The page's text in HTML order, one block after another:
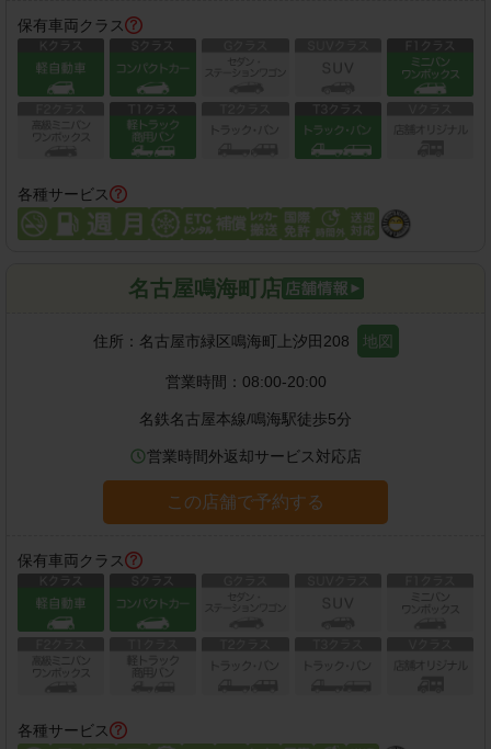
保有車両クラス
各種サービス
名古屋鳴海町店
住所： 名古屋市緑区鳴海町上汐田208 地図
営業時間： 08:00-20:00
名鉄名古屋本線/鳴海駅徒歩5分
営業時間外返却サービス対応店
この店舗で予約する
保有車両クラス
各種サービス